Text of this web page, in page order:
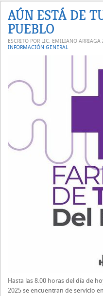
AÚN ESTÁ DE
PUEBLO
ESCRITO POR LIC. EMILIANO ARRIAGA
INFORMACIÓN GENERAL
Hasta las 8.00 horas del día de
2025 se encuentran de servicio